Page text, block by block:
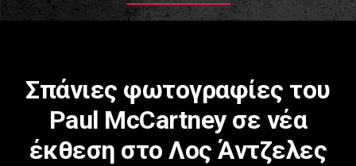
Σπάνιες φωτογραφίες του
Paul McCartney σε νέα
έκθεση στο Λος Άντζελες